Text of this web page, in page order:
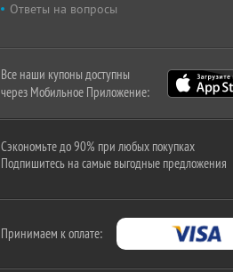
Ответы на вопросы
Все наши купоны доступны
через Мобильное Приложение:
Сэкономьте до 90% при любых покупках
Подпишитесь на самые выгодные предложения
Принимаем к оплате: